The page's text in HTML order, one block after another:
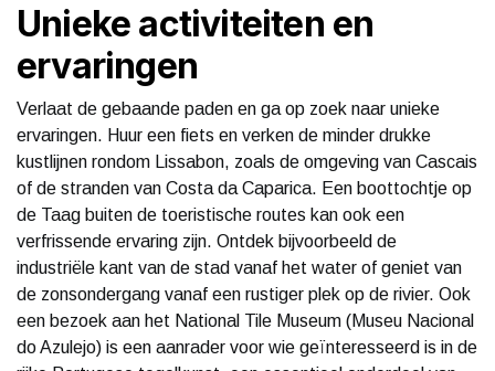
Unieke activiteiten en
ervaringen
Verlaat de gebaande paden en ga op zoek naar unieke
ervaringen. Huur een fiets en verken de minder drukke
kustlijnen rondom Lissabon, zoals de omgeving van Cascais
of de stranden van Costa da Caparica. Een boottochtje op
de Taag buiten de toeristische routes kan ook een
verfrissende ervaring zijn. Ontdek bijvoorbeeld de
industriële kant van de stad vanaf het water of geniet van
de zonsondergang vanaf een rustiger plek op de rivier. Ook
een bezoek aan het National Tile Museum (Museu Nacional
do Azulejo) is een aanrader voor wie geïnteresseerd is in de